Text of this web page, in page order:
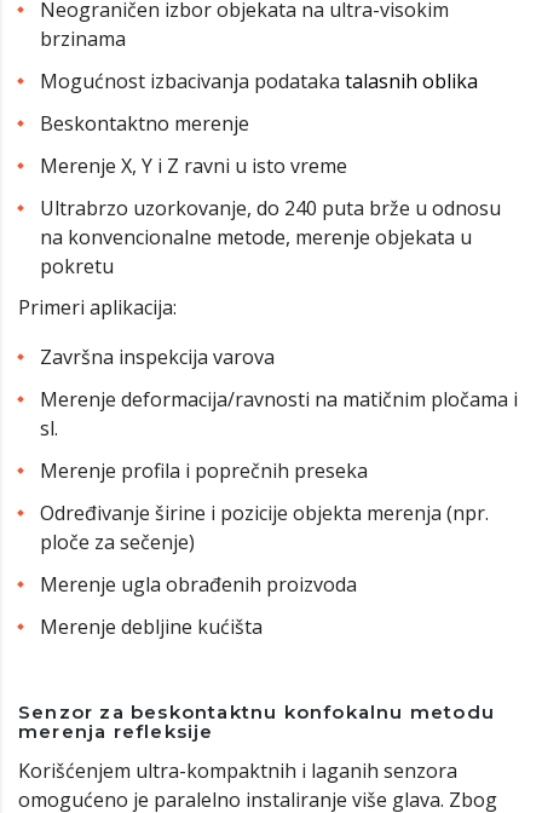
Neograničen izbor objekata na ultra-visokim
brzinama
Mogućnost izbacivanja podataka talasnih oblika
Beskontaktno merenje
Merenje X, Y i Z ravni u isto vreme
Ultrabrzo uzorkovanje, do 240 puta brže u odnosu
na konvencionalne metode, merenje objekata u
pokretu
Primeri aplikacija:
Završna inspekcija varova
Merenje deformacija/ravnosti na matičnim pločama i
sl.
Merenje profila i poprečnih preseka
Određivanje širine i pozicije objekta merenja (npr.
ploče za sečenje)
Merenje ugla obrađenih proizvoda
Merenje debljine kućišta
Senzor za beskontaktnu konfokalnu metodu
merenja refleksije
Korišćenjem ultra-kompaktnih i laganih senzora
omogućeno je paralelno instaliranje više glava. Zbog